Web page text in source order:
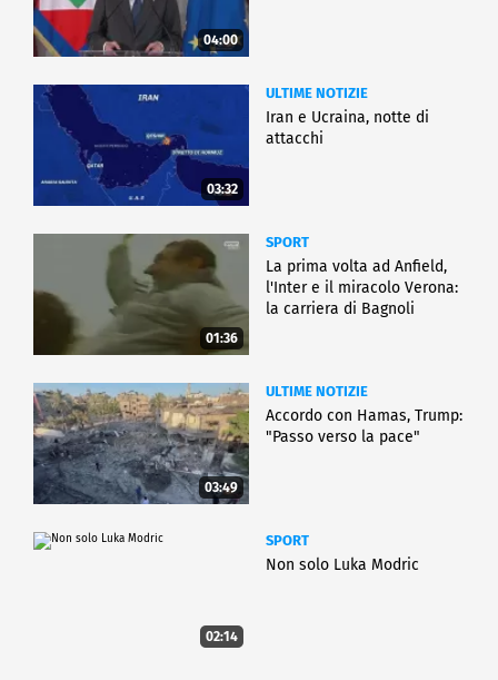
04:00
03:32
ULTIME NOTIZIE
Iran e Ucraina, notte di
attacchi
01:36
SPORT
La prima volta ad Anfield,
l'Inter e il miracolo Verona:
la carriera di Bagnoli
03:49
ULTIME NOTIZIE
Accordo con Hamas, Trump:
"Passo verso la pace"
02:14
SPORT
Non solo Luka Modric